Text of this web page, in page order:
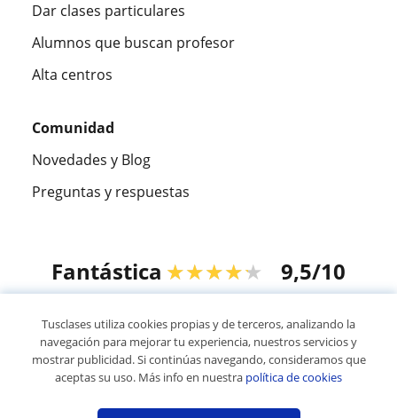
Dar clases particulares
Alumnos que buscan profesor
Alta centros
Comunidad
Novedades y Blog
Preguntas y respuestas
Fantástica ★★★★★ 9,5/10
© 2007 - 2026 Tusclases.co
Mapa web:Profesores particulares
Tusclases utiliza cookies propias y de terceros, analizando la
navegación para mejorar tu experiencia, nuestros servicios y
mostrar publicidad. Si continúas navegando, consideramos que
aceptas su uso. Más info en nuestra política de cookies